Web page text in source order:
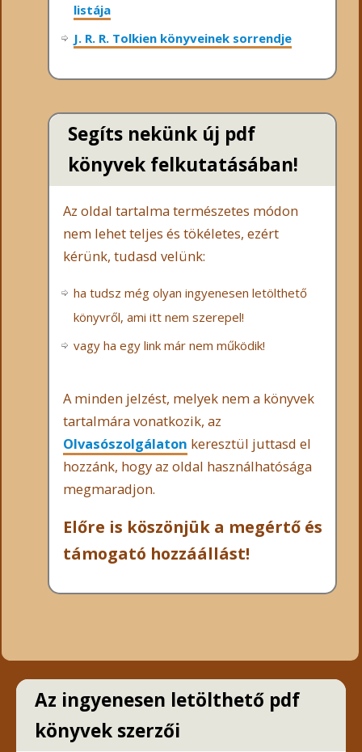
listája
J. R. R. Tolkien könyveinek sorrendje
Segíts nekünk új pdf
könyvek felkutatásában!
Az oldal tartalma természetes módon
nem lehet teljes és tökéletes, ezért
kérünk, tudasd velünk:
ha tudsz még olyan ingyenesen letölthető
könyvről, ami itt nem szerepel!
vagy ha egy link már nem működik!
A minden jelzést, melyek nem a könyvek
tartalmára vonatkozik, az
Olvasószolgálaton keresztül juttasd el
hozzánk, hogy az oldal használhatósága
megmaradjon.
Előre is köszönjük a megértő és
támogató hozzáállást!
Az ingyenesen letölthető pdf
könyvek szerzői